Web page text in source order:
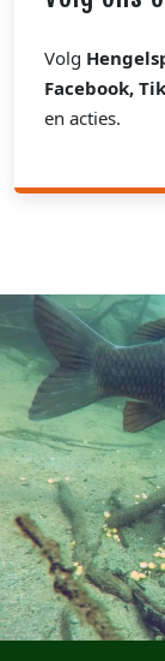
Volg
Facebook,
en acties.